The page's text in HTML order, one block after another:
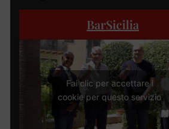
BarSicilia
Fai clic per accettare i
cookie per questo servizio